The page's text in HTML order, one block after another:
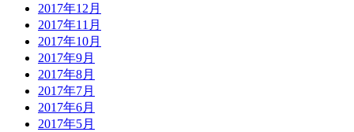
2017年12月
2017年11月
2017年10月
2017年9月
2017年8月
2017年7月
2017年6月
2017年5月